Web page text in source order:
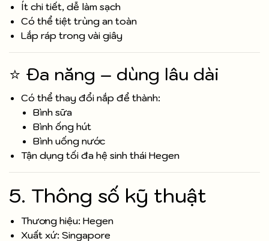
Ít chi tiết, dễ làm sạch
Có thể tiệt trùng an toàn
Lắp ráp trong vài giây
⭐ Đa năng – dùng lâu dài
Có thể thay đổi nắp để thành:
Bình sữa
Bình ống hút
Bình uống nước
Tận dụng tối đa hệ sinh thái Hegen
5. Thông số kỹ thuật
Thương hiệu: Hegen
Xuất xứ: Singapore